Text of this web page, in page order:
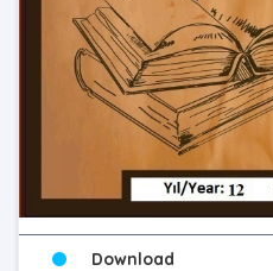
Download